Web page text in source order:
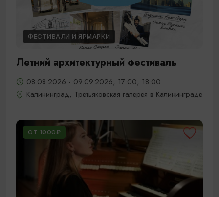
ФЕСТИВАЛИ И ЯРМАРКИ
Летний архитектурный фестиваль
08.08.2026 - 09.09.2026, 17:00, 18:00
Калининград, Третьяковская галерея в Калининграде
ОТ 1000₽